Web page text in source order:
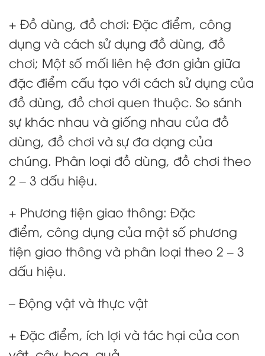
+ Đồ dùng, đồ chơi: Đặc điểm, công
dụng và cách sử dụng đồ dùng, đồ
chơi; Một số mối liên hệ đơn giản giữa
đặc điểm cấu tạo với cách sử dụng của
đồ dùng, đồ chơi quen thuộc. So sánh
sự khác nhau và giống nhau của đồ
dùng, đồ chơi và sự đa dạng của
chúng. Phân loại đồ dùng, đồ chơi theo
2 – 3 dấu hiệu.
+ Phương tiện giao thông: Đặc
điểm, công dụng của một số phương
tiện giao thông và phân loại theo 2 – 3
dấu hiệu.
– Động vật và thực vật
+ Đặc điểm, ích lợi và tác hại của con